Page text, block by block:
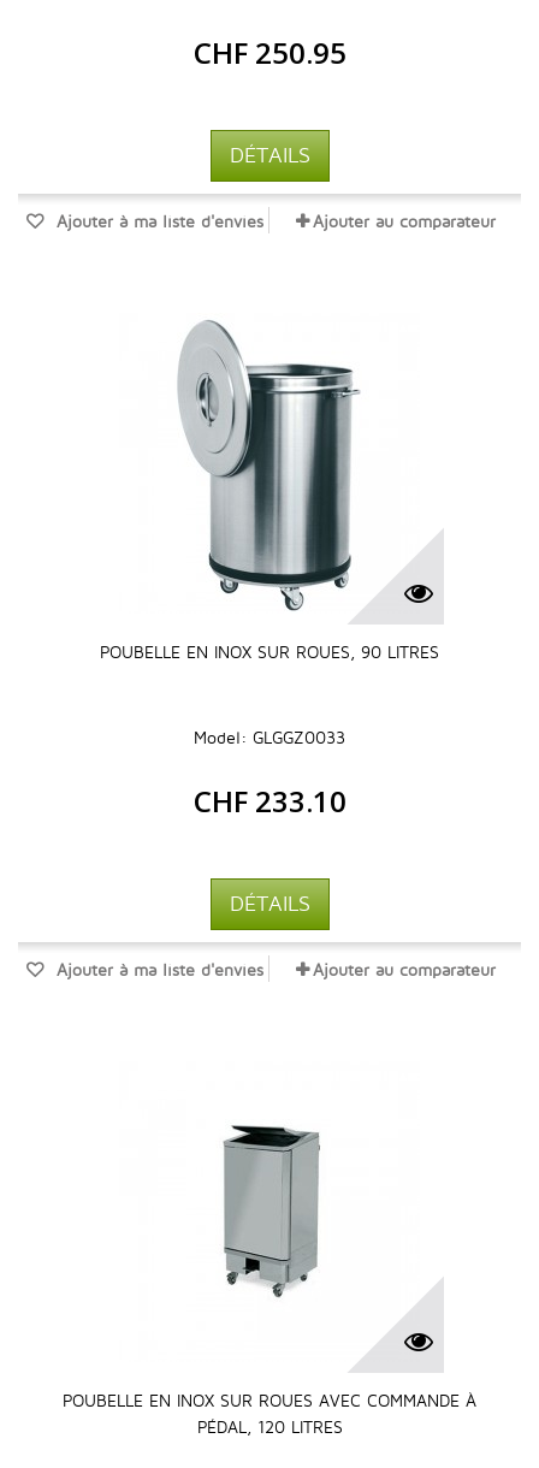
CHF 250.95
DÉTAILS
Ajouter à ma liste d'envies Ajouter au comparateur
POUBELLE EN INOX SUR ROUES, 90 LITRES
Model: GLGGZ0033
CHF 233.10
DÉTAILS
Ajouter à ma liste d'envies Ajouter au comparateur
POUBELLE EN INOX SUR ROUES AVEC COMMANDE À
PÉDAL, 120 LITRES